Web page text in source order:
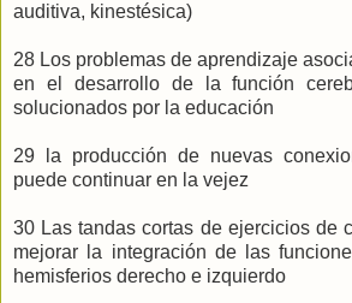
auditiva, kinestésica)
28 Los problemas de aprendizaje
en el desarrollo de la función
solucionados por la educación
29 la producción de nuevas
puede continuar en la vejez
30 Las tandas cortas de ejercicios de
mejorar la integración de las
hemisferios derecho e izquierdo